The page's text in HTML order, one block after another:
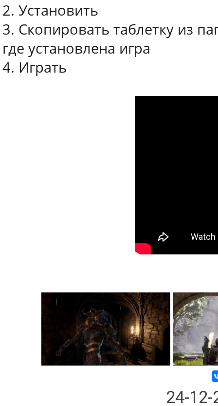
2. Установить
3. Скопировать таблетку из
где установлена игра
4. Играть
24-